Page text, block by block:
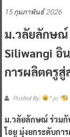
15 กุมภาพันธ์ 2026
ม.วลัยลักษณ์
Siliwangi อิ
การผลิตครูสู่
Posted By: ^ jo ^
ม.วลัยลักษณ์ ร่วมกั
โอยู มุ่งยกระดับกา